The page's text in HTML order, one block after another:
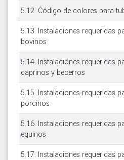
5.12. Código de colores para
5.13. Instalaciones requeridas
bovinos
5.14. Instalaciones requeridas
caprinos y becerros
5.15. Instalaciones requeridas
porcinos
5.16. Instalaciones requeridas
equinos
5.17. Instalaciones requeridas